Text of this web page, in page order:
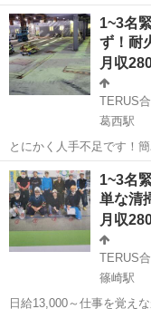
る気さえあれば誰でもできる仕事です 13,000円
事を覚えて上げていきま
東京 江戸川区 瑞
1~3名
ず！耐
月収
TERUS
葛西駅
とにかく人手不足です！
り覚えながら仕事しまし
れながら、13,000円～徐
までです、交通費支給...
東京 江戸川区 葛
1~3名
単な清
月収
TERUS
篠崎駅
日給13,000～仕事を覚え